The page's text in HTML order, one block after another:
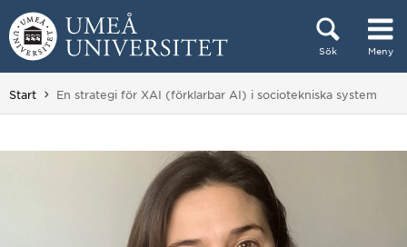
Hoppa direkt till innehållet
Sök Meny
Huvudmenyn dold.
Start Du är här:
En strategi för XAI (förklarbar AI) i sociotekniska system